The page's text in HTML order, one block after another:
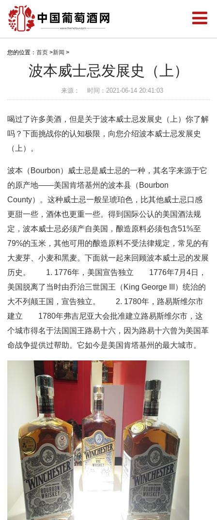
您的位置： 首页 >新闻 >
波本威士忌发展史（上）
来源： 时间：2021-06-14 20:41:03
喝过了许多美酒，但是关于波本威士忌发展史（上）你了解
吗？下面挑战你的认知极限，向您介绍波本威士忌发展史
（上）。
波本（Bourbon）威士忌是威士忌的一种，其名字来源于它
的原产地——美国肯塔基州的波本县（Bourbon
County）。这种威士忌一般呈琥珀色，比其他威士忌口感
更甜一些，酒体也更重一些。得到国际公认的美国酒法规
定，波本威士忌必须产自美国，酿造原料必须包含51%至
79%的玉米，其他可用的酿造原料不受法律规定，常见的有
大麦芽、小麦和黑麦。下面就一起来回顾波本威士忌的发展
历史。 1. 1776年，美国宣告独立 1776年7月4日，
美国脱离了当时由乔治三世国王（King George III）统治的
大不列颠王国，宣告独立。 2. 1780年，路易斯维尔市
建立 1780年弗吉尼亚大会批准建立路易斯维尔市，这
个城市得名于法国国王路易十六，因为路易十六曾为美国革
命战争提供过帮助。它如今是美国肯塔基州的最大城市。